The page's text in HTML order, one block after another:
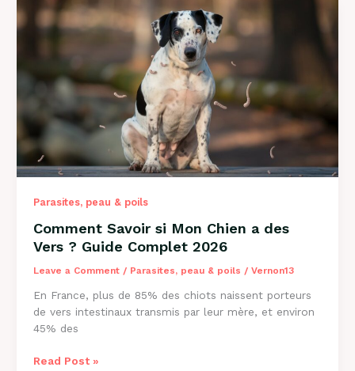
Ses
Poils
Causes
Solutions
Parasites, peau & poils
Comment Savoir si Mon Chien a des
Vers ? Guide Complet 2026
Leave a Comment / Parasites, peau & poils / Vernon13
En France, plus de 85% des chiots naissent porteurs
de vers intestinaux transmis par leur mère, et environ
45% des
Comment
Read Post »